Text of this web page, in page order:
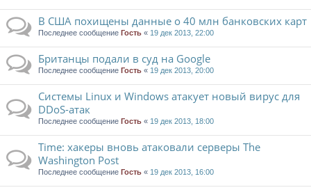
В США похищены данные о 40 млн банковских карт
Последнее сообщение Гость « 19 дек 2013, 22:00
Британцы подали в суд на Google
Последнее сообщение Гость « 19 дек 2013, 20:00
Системы Linux и Windows атакует новый вирус для
DDoS-атак
Последнее сообщение Гость « 19 дек 2013, 18:00
Time: хакеры вновь атаковали серверы The
Washington Post
Последнее сообщение Гость « 19 дек 2013, 16:00